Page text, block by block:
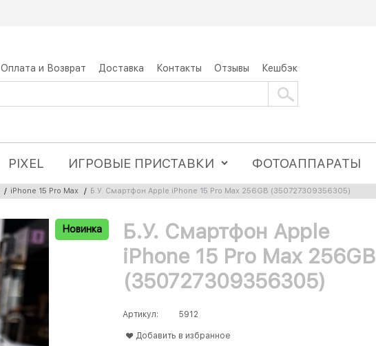
Оплата и Возврат Доставка Контакты Отзывы Кешбэк
PIXEL ИГРОВЫЕ ПРИСТАВКИ ФОТОАППАРАТЫ
/ iPhone 15 Pro Max / Б.У. Смартфон Apple iPhone 15 Pro Max 256GB (350727309356305)
Новинка
Б.У. Смартфон Apple
iPhone 15 Pro Max 256GB
(350727309356305)
Артикул: 5912
Добавить в избранное